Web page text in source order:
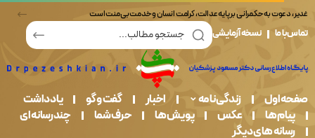
به حکمرانی بر پایه عدالت، کرامت انسان و خدمت بی‌منت است
نسخه آزمایشی
زندگی نامه اخبار گفت و گو
یادداشت
ها
عکس پویش ها حرف شما
چندرسانه ای
های دیگر